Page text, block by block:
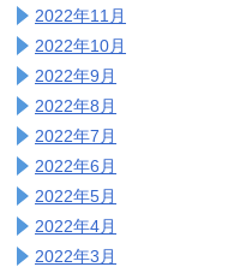
2022年11月
2022年10月
2022年9月
2022年8月
2022年7月
2022年6月
2022年5月
2022年4月
2022年3月